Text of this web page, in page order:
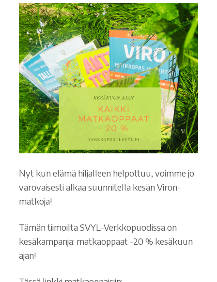
Nyt kun elämä hiljalleen helpottuu, voimme jo
varovaisesti alkaa suunnitella kesän Viron-
matkoja!
Tämän tiimoilta SVYL-Verkkopuodissa on
kesäkampanja: matkaoppaat -20 % kesäkuun
ajan!